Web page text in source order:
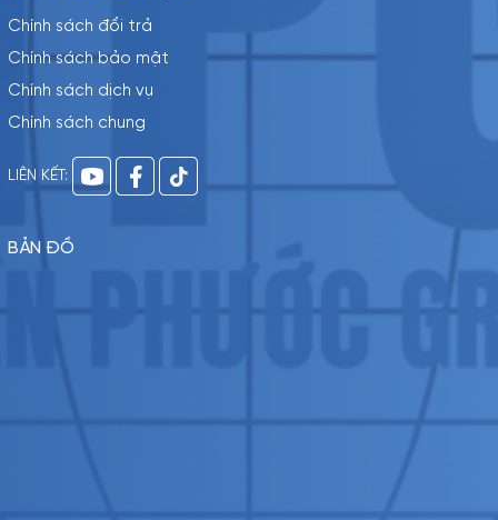
Chính sách đổi trả
Chính sách bảo mật
Chính sách dịch vụ
Chính sách chung
LIÊN KẾT:
BẢN ĐỒ